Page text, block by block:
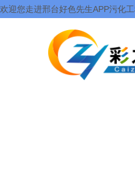
欢迎您走进邢台好色先生APP污化
有限公司